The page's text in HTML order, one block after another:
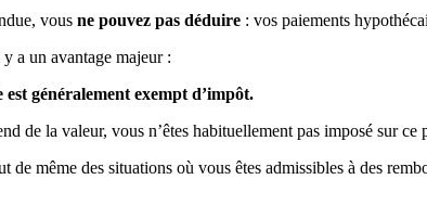
vous ne pouvez pas déduire : vos paiements
a un avantage majeur :
généralement exempt d’impôt.
de la valeur, vous n’êtes habituellement pas imposé sur
de même des situations où vous êtes admissibles à des